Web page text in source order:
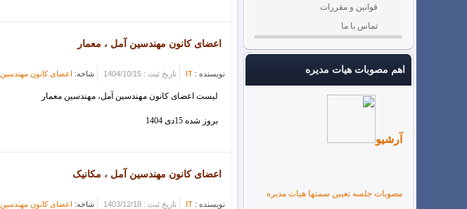
اطلاعیه
کلاس آموزشی mspمدیریت پروژه
قوانین و مقررات
تماس با ما
اهم مصوبات هیات مدیره
آرشیو
مصوبات جلسه تعیین سمتها هیات مدیره
اعضای کانون مهندسین آمل ، معمار
نویسنده : IT تاریخ ثبت : 1404/10/15 شاخه: اعضای کانون مهندسین
لیست اعضای کانون مهندسین آمل، مهندسین معمار
بروز شده 15دی 1404
اعضای کانون مهندسین آمل ، مکانیک
نویسنده : IT تاریخ ثبت : 1403/12/18 شاخه: اعضای کانون مهندسین